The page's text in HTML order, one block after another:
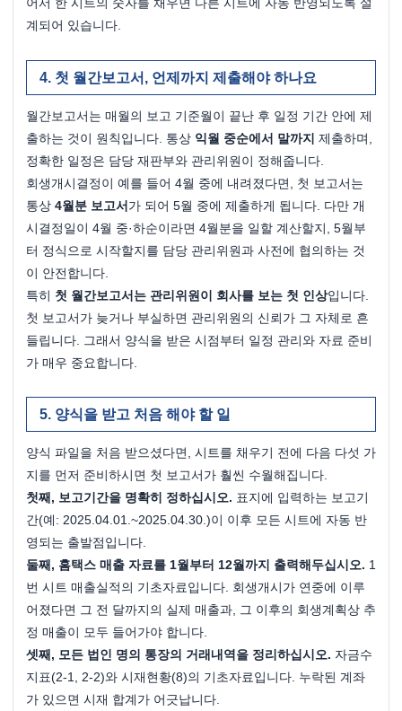
어서 한 시트의 숫자를 채우면 다른 시트에 자동 반영되도록 설
계되어 있습니다.
첫 월간보고서, 언제까지 제출해야 하나요
월간보고서는 매월의 보고 기준월이 끝난 후 일정 기간 안에 제
출하는 것이 원칙입니다. 통상 익월 중순에서 말까지 제출하며,
정확한 일정은 담당 재판부와 관리위원이 정해줍니다.
회생개시결정이 예를 들어 4월 중에 내려졌다면, 첫 보고서는
통상 4월분 보고서 가 되어 5월 중에 제출하게 됩니다. 다만 개
시결정일이 4월 중·하순이라면 4월분을 일할 계산할지, 5월부
터 정식으로 시작할지를 담당 관리위원과 사전에 협의하는 것
이 안전합니다.
특히 첫 월간보고서는 관리위원이 회사를 보는 첫 인상입니다.
첫 보고서가 늦거나 부실하면 관리위원의 신뢰가 그 자체로 흔
들립니다. 그래서 양식을 받은 시점부터 일정 관리와 자료 준비
가 매우 중요합니다.
양식을 받고 처음 해야 할 일
양식 파일을 처음 받으셨다면, 시트를 채우기 전에 다음 다섯 가
지를 먼저 준비하시면 첫 보고서가 훨씬 수월해집니다.
첫째, 보고기간을 명확히 정하십시오. 표지에 입력하는 보고기
간(예: 2025.04.01.~2025.04.30.)이 이후 모든 시트에 자동 반
영되는 출발점입니다.
둘째, 홈택스 매출 자료를 1월부터 12월까지 출력해두십시오. 1
번 시트 매출실적의 기초자료입니다. 회생개시가 연중에 이루
어졌다면 그 전 달까지의 실제 매출과, 그 이후의 회생계획상 추
정 매출이 모두 들어가야 합니다.
셋째, 모든 법인 명의 통장의 거래내역을 정리하십시오. 자금수
지표(2-1, 2-2)와 시재현황(8)의 기초자료입니다. 누락된 계좌
가 있으면 시재 합계가 어긋납니다.